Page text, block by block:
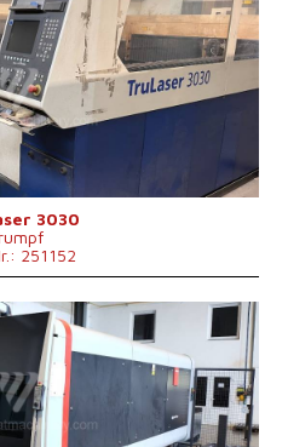
2007
3000 mm
1500 mm
20 mm
3200 W
nein
900 kg
8800 x 6010 x 2400 mm
12000 kg
nein3030
251152